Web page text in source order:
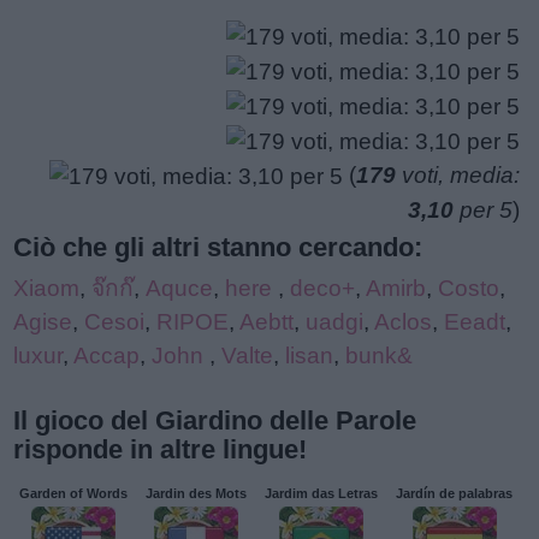
(179 voti, media:
3,10 per 5)
Ciò che gli altri stanno cercando:
Xiaom, จ๊กก๊, Aquce, here , deco+, Amirb, Costo,
Agise, Cesoi, RIPOE, Aebtt, uadgi, Aclos, Eeadt,
luxur, Accap, John , Valte, lisan, bunk&
Il gioco del Giardino delle Parole
risponde in altre lingue!
Garden of Words Jardin des Mots Jardim das Letras Jardín de palabras